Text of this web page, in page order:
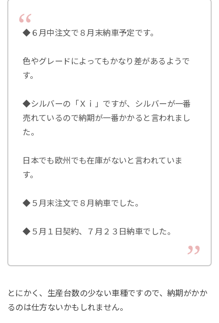
◆６月中注文で８月末納車予定です。
色やグレードによってもかなり差があるようで
す。
◆シルバーの「Ｘｉ」ですが、シルバーが一番
売れているので納期が一番かかると言われまし
た。
日本でも欧州でも在庫がないと言われていま
す。
◆５月末注文で８月納車でした。
◆５月１日契約、７月２３日納車でした。
とにかく、生産台数の少ない車種ですので、納期がかか
るのは仕方ないかもしれません。